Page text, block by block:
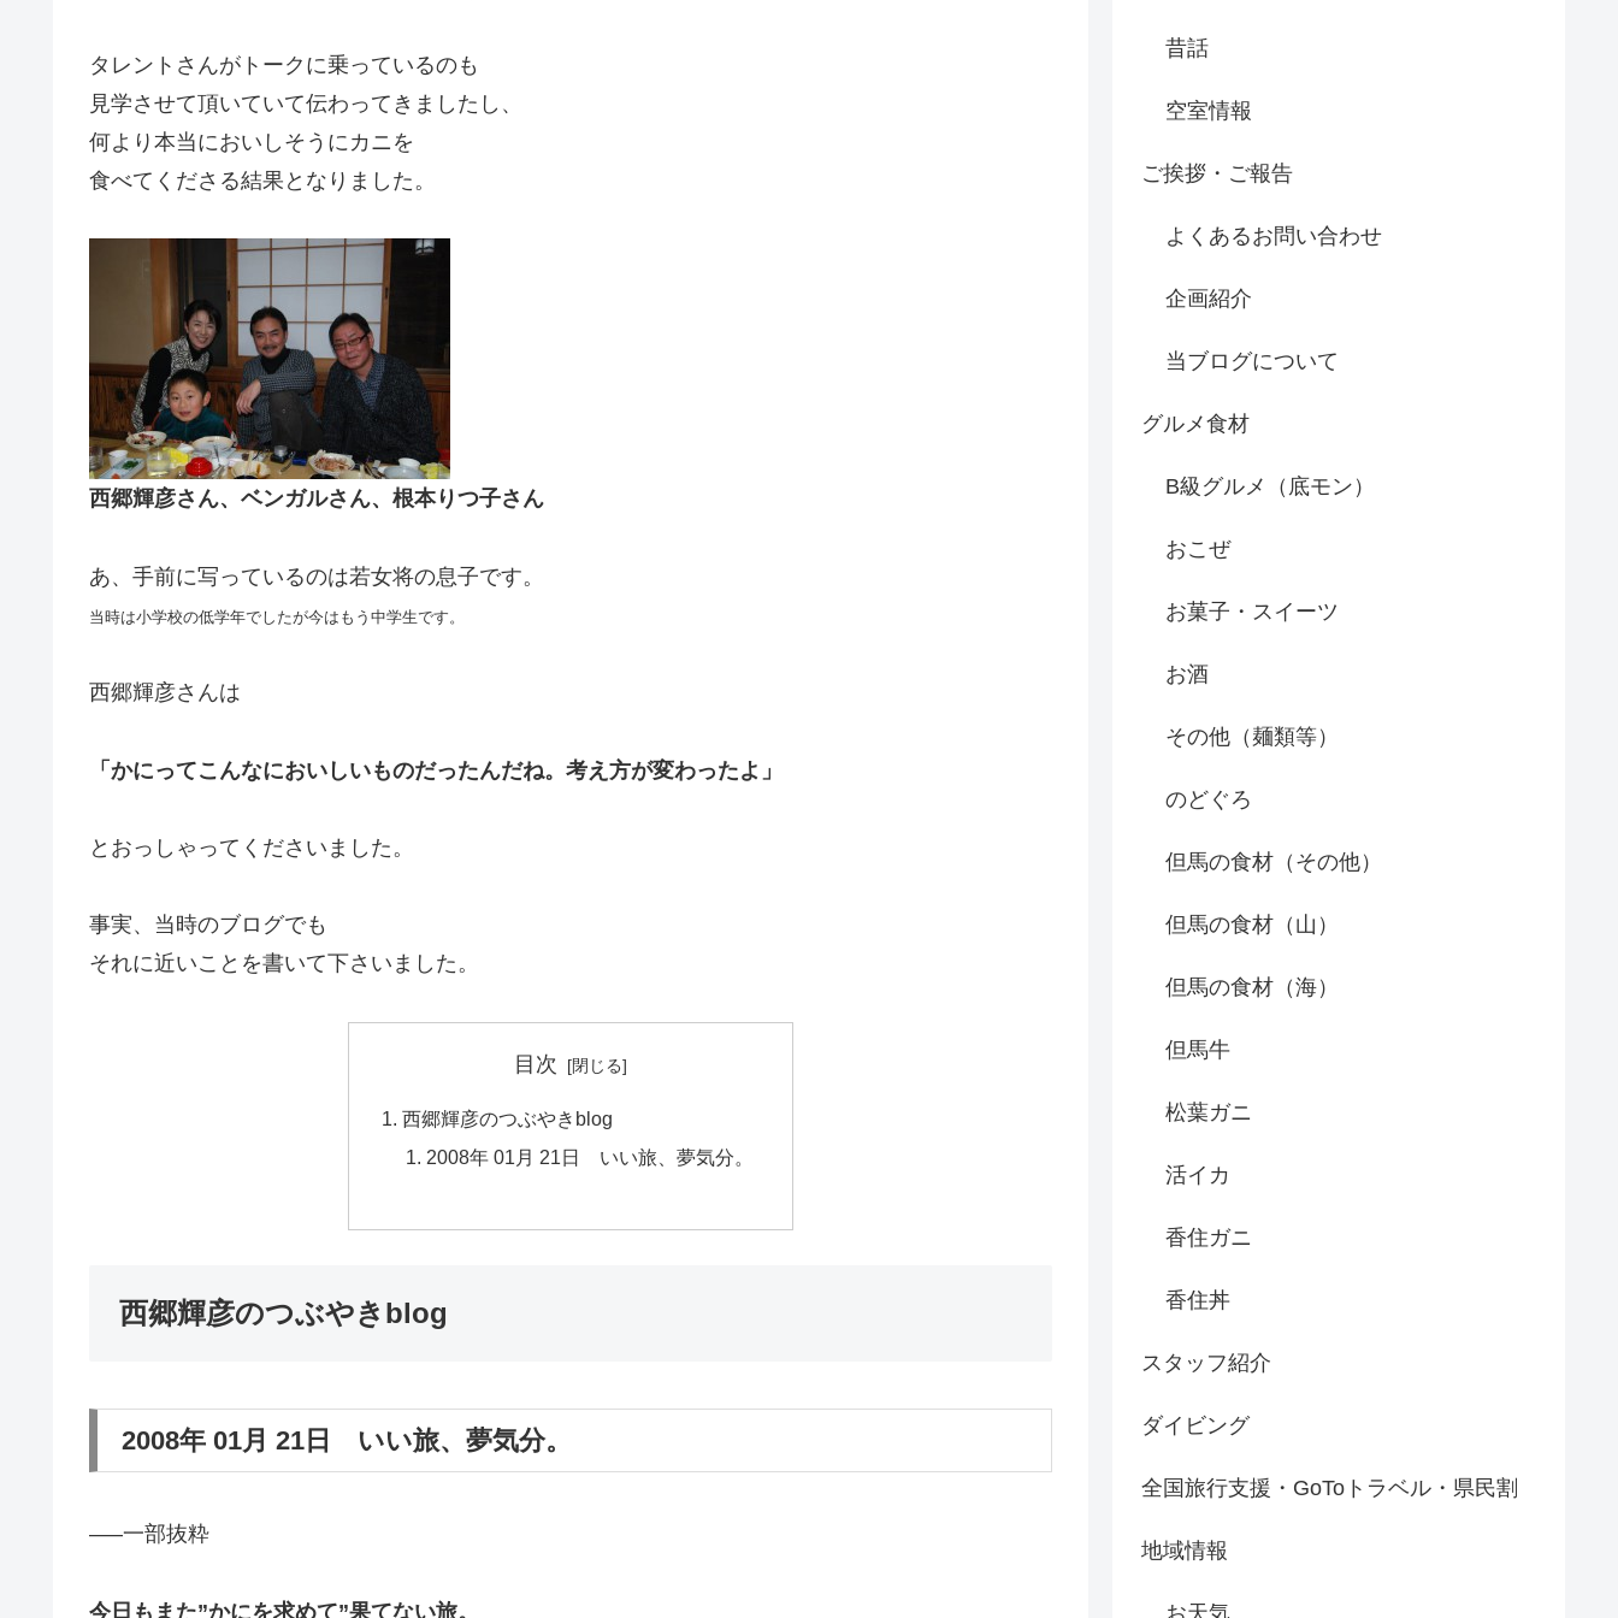
タレントさんがトークに乗っているのも
見学させて頂いていて伝わってきましたし、
何より本当においしそうにカニを
食べてくださる結果となりました。
西郷輝彦さん、ベンガルさん、根本りつ子さん
あ、手前に写っているのは若女将の息子です。
当時は小学校の低学年でしたが今はもう中学生です。
西郷輝彦さんは
「かにってこんなにおいしいものだったんだね。考え方が変わったよ」
とおっしゃってくださいました。
事実、当時のブログでも
それに近いことを書いて下さいました。
目次
西郷輝彦のつぶやきblog
2008年 01月 21日 いい旅、夢気分。
西郷輝彦のつぶやきblog
2008年 01月 21日 いい旅、夢気分。
—–一部抜粋
今日もまた”かにを求めて”果てない旅。
昔話
空室情報
ご挨拶・ご報告
よくあるお問い合わせ
企画紹介
当ブログについて
グルメ食材
B級グルメ（底モン）
おこぜ
お菓子・スイーツ
お酒
その他（麺類等）
のどぐろ
但馬の食材（その他）
但馬の食材（山）
但馬の食材（海）
但馬牛
松葉ガニ
活イカ
香住ガニ
香住丼
スタッフ紹介
ダイビング
全国旅行支援・GoToトラベル・県民割
地域情報
お天気